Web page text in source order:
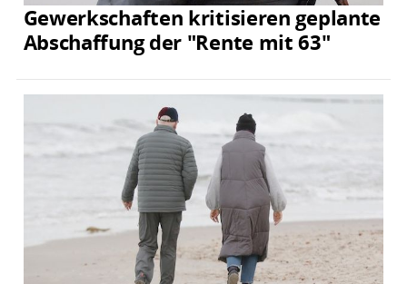
Gewerkschaften kritisieren geplante
Abschaffung der "Rente mit 63"